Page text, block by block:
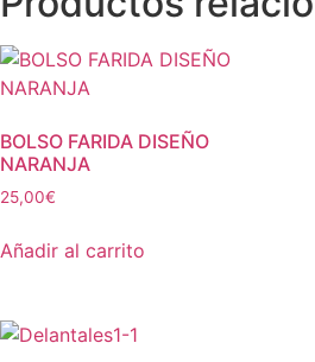
BOLSO FARIDA DISEÑO
NARANJA
25,00€
Añadir al carrito